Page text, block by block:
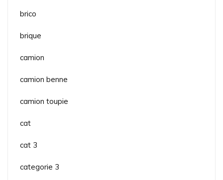
brico
brique
camion
camion benne
camion toupie
cat
cat 3
categorie 3